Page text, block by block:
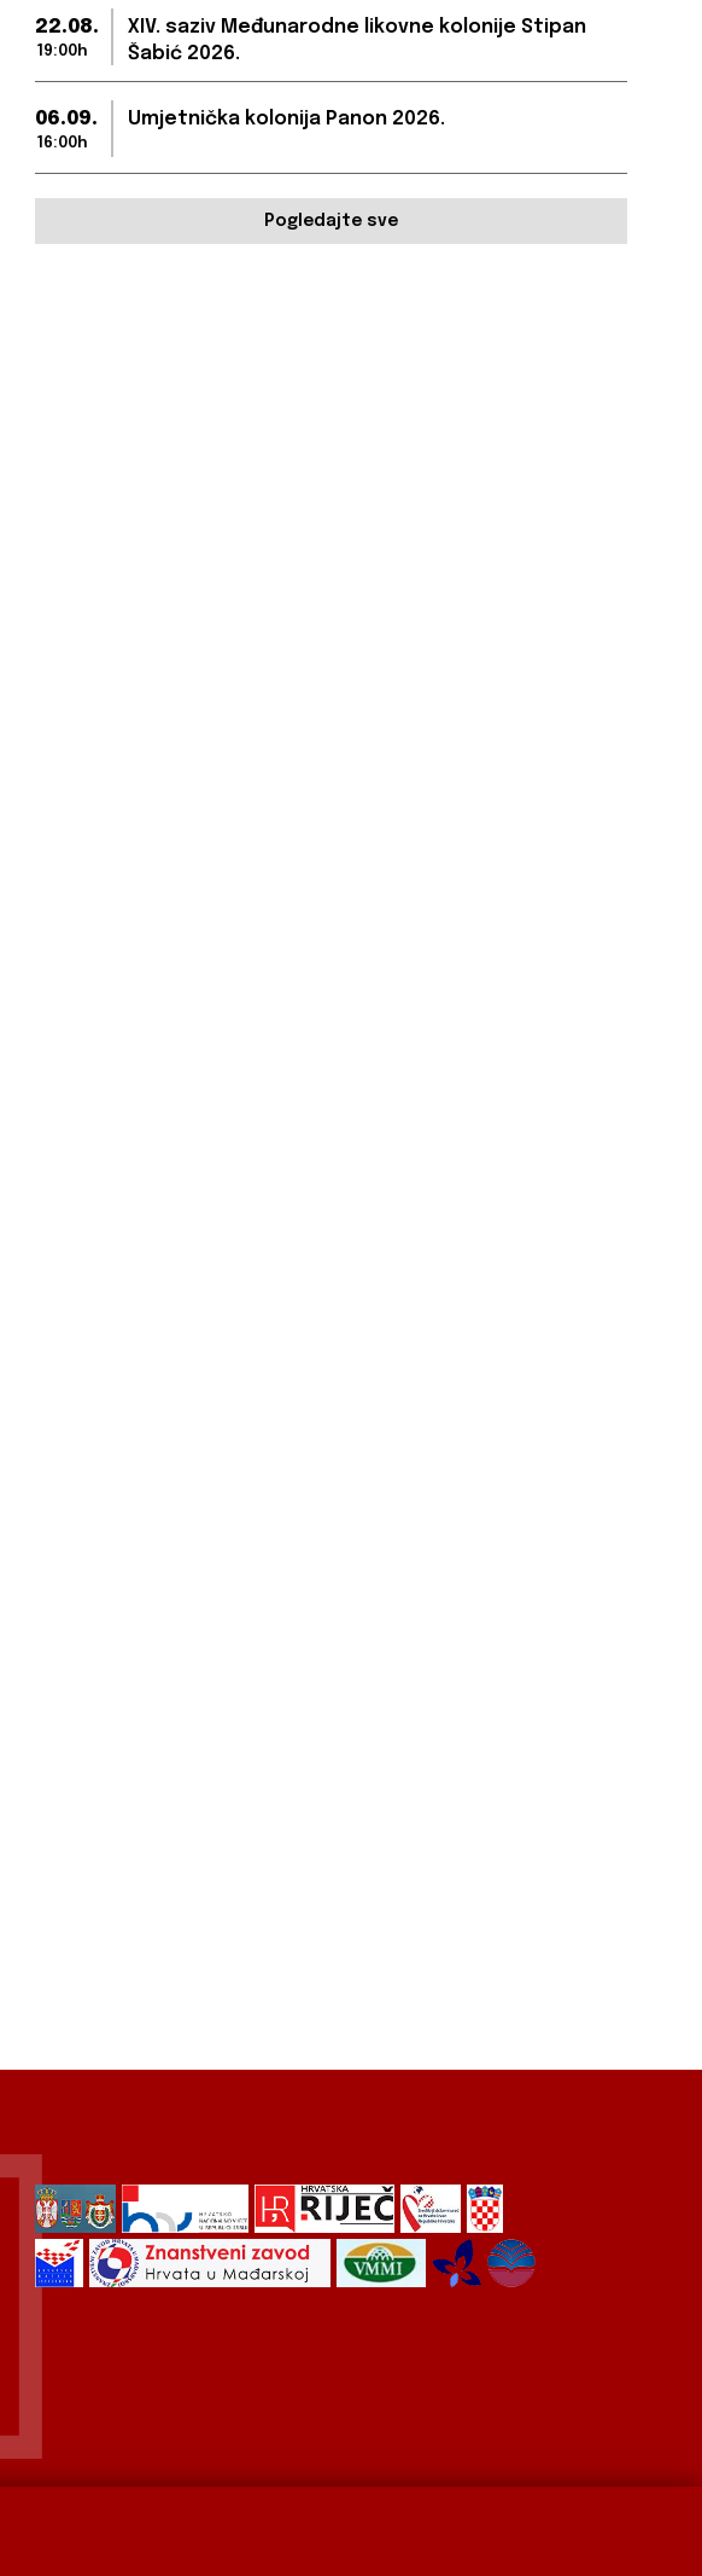
22.08.
19:00h
XIV. saziv Međunarodne likovne kolonije Stipan
Šabić 2026.
06.09.
16:00h
Umjetnička kolonija Panon 2026.
Pogledajte sve